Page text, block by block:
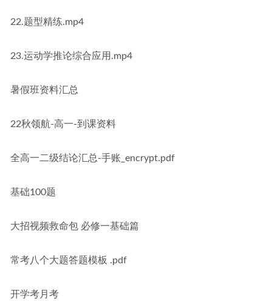
22.题型精练.mp4
23.运动学推论综合应用.mp4
暑假班资料汇总
22秋领航-高一-到课资料
全高一二级结论汇总-手账_encrypt.pdf
基础100题
大招视频救命包 必修一基础篇
常考八个大题答题模板 .pdf
开学考月考